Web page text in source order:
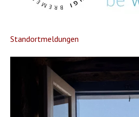
Standortmeldungen